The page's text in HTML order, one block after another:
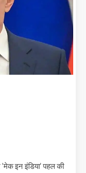
इन इंडिया’ पहल की